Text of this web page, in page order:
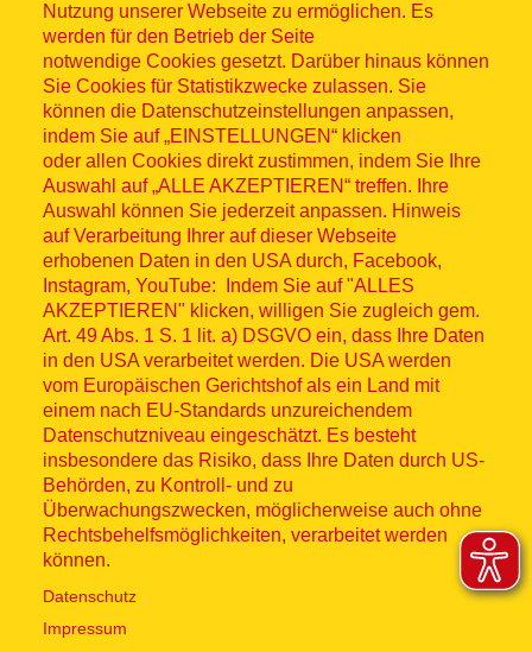
Nutzung unserer Webseite zu ermöglichen. Es
werden für den Betrieb der Seite
notwendige Cookies gesetzt. Darüber hinaus können
Sie Cookies für Statistikzwecke zulassen. Sie
können die Datenschutzeinstellungen anpassen,
indem Sie auf „EINSTELLUNGEN“ klicken
oder allen Cookies direkt zustimmen, indem Sie Ihre
Auswahl auf „ALLE AKZEPTIEREN“ treffen. Ihre
Auswahl können Sie jederzeit anpassen. Hinweis
auf Verarbeitung Ihrer auf dieser Webseite
erhobenen Daten in den USA durch, Facebook,
Instagram, YouTube: Indem Sie auf "ALLES
AKZEPTIEREN" klicken, willigen Sie zugleich gem.
Art. 49 Abs. 1 S. 1 lit. a) DSGVO ein, dass Ihre Daten
in den USA verarbeitet werden. Die USA werden
vom Europäischen Gerichtshof als ein Land mit
einem nach EU-Standards unzureichendem
Datenschutzniveau eingeschätzt. Es besteht
insbesondere das Risiko, dass Ihre Daten durch US-
Behörden, zu Kontroll- und zu
Überwachungszwecken, möglicherweise auch ohne
Rechtsbehelfsmöglichkeiten, verarbeitet werden
können.
Datenschutz
Impressum
Sitemap
© ASB 2026
Fußzeilenmenü
Impressum
Datenschutz
Kontakt
Hinweisgebersystem
Lieferkette
Widerruf
Social Media